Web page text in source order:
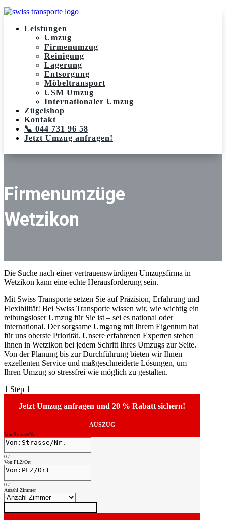
Leistungen
Umzug
Firmenumzug
Reinigung
Lagerung
Entsorgung
Möbeltransport
USM Umzug
Internationaler Umzug
Zügelshop
Kontakt
📞 044 731 96 58
Jetzt Umzug anfragen!
Firmenumzüge
Wetzikon
Die Suche nach einer vertrauenswürdigen Umzugsfirma in
Wetzikon kann eine echte Herausforderung sein.
Mit Swiss Transporte setzen Sie auf Präzision, Erfahrung und
Flexibilität! Bei Swiss Transporte wissen wir, wie wichtig ein
reibungsloser Umzug für Sie ist – sei es national oder
international. Der sorgsame Umgang mit Ihrem Eigentum hat
für uns oberste Priorität. Unsere erfahrenen Experten stehen
Ihnen in Wetzikon bei jedem Schritt Ihres Umzugs zur Seite.
Von der Planung bis zur Durchführung bieten wir Ihnen
exzellenten Service und maßgeschneiderte Lösungen, um
Ihren Umzug so stressfrei wie möglich zu gestalten.
1 Step 1
Jetzt Umzug anfragen und 20 % Rabatt sichern!
AUSZUG
Von:Strasse/Nr.
0 /
Von:PLZ/Ort
0 /
Anzahl Zimmer